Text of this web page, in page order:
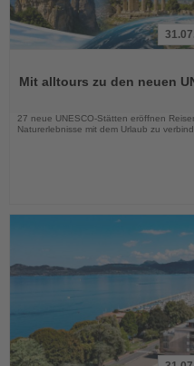
dieMit alltours zu den neuen
27 neue UNESCO-Stätten eröffnen
Naturerlebnisse mit dem Urlaub zu